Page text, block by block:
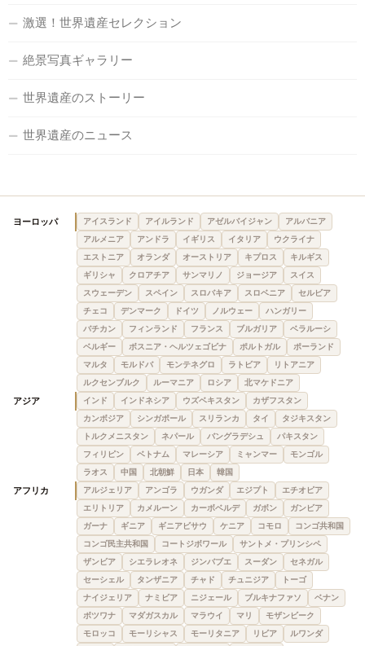
激選！世界遺産セレクション
絶景写真ギャラリー
世界遺産のストーリー
世界遺産のニュース
ヨーロッパ アイスランド アイルランド アゼルバイジャン
アルバニア
アルメニア
アンドラ イギリス イタリア
ウクライナ
エストニア
オランダ オーストリア キプロス
キルギス
ギリシャ
クロアチア サンマリノ ジョージア
スイス
スウェーデン
スペイン スロバキア スロベニア
セルビア
チェコ
デンマーク ドイツ ノルウェー
ハンガリー
バチカン
フィンランド フランス ブルガリア
ベラルーシ
ベルギー
ボスニア・ヘルツェゴビナ ポルトガル
ポーランド
マルタ
モルドバ モンテネグロ ラトビア
リトアニア
ルクセンブルク
ルーマニア ロシア 北マケドニア
アジア インド インドネシア ウズベキスタン
カザフスタン
カンボジア
シンガポール スリランカ タイ
タジキスタン
トルクメニスタン
ネパール バングラデシュ
パキスタン
フィリピン
ベトナム マレーシア ミャンマー
モンゴル
ラオス
中国 北朝鮮 日本 韓国
アフリカ アルジェリア アンゴラ ウガンダ エジプト
エチオピア
エリトリア
カメルーン カーボベルデ ガボン
ガンビア
ガーナ
ギニア ギニアビサウ ケニア コモロ
コンゴ共和国
コンゴ民主共和国
コートジボワール
サントメ・プリンシペ
ザンビア
シエラレオネ ジンバブエ スーダン
セネガル
セーシェル
タンザニア チャド チュニジア
トーゴ
ナイジェリア
ナミビア ニジェール ブルキナファソ
ベナン
ボツワナ
マダガスカル マラウイ マリ
モザンビーク
モロッコ
モーリシャス モーリタニア リビア
ルワンダ